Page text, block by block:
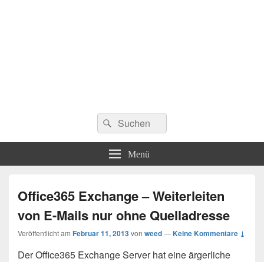
Suchen
nach:
Suchen
Menü
Office365 Exchange – Weiterleiten
von E-Mails nur ohne Quelladresse
Veröffentlicht am Februar 11, 2013von weed—Keine Kommentare ↓
Der Office365 Exchange Server hat eine ärgerliche